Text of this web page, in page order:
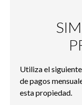
Utiliza el
de pagos
esta propiedad.